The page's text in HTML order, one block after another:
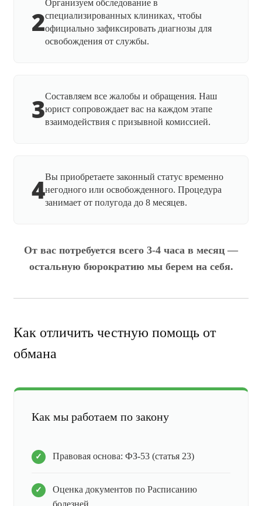
2
Организуем обследование в
специализированных клиниках, чтобы
официально зафиксировать диагнозы для
освобождения от службы.
3Составляем все жалобы и обращения. Наш
юрист сопровождает вас на каждом этапе
взаимодействия с призывной комиссией.
4Вы приобретаете законный статус временно
негодного или освобожденного. Процедура
занимает от полугода до 8 месяцев.
От вас потребуется всего 3-4 часа в месяц —
остальную бюрократию мы берем на себя.
Как отличить честную помощь от
обмана
Как мы работаем по закону
Правовая основа: ФЗ-53 (статья 23)
Оценка документов по Расписанию
болезней